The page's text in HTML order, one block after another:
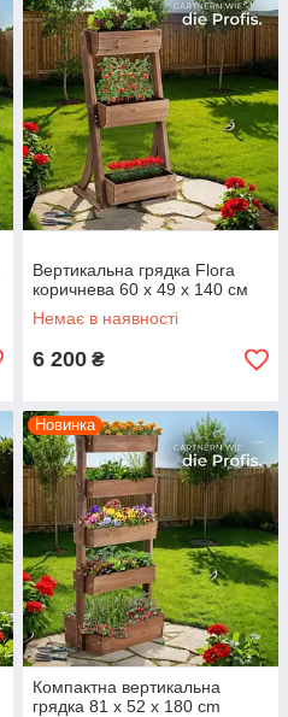
Вертикальна грядка Flora
коричнева 60 x 49 x 140 см
Немає в наявності
6 200 ₴
Новинка
Компактна вертикальна
грядка 81 x 52 x 180 cm